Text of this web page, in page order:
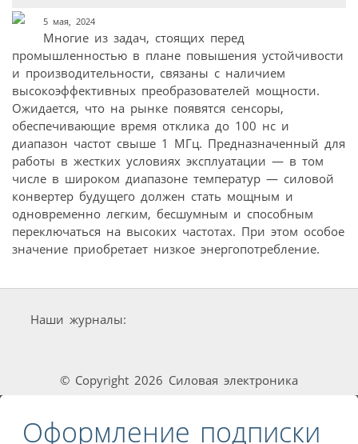
5 мая, 2024
Многие из задач, стоящих перед
промышленностью в плане повышения устойчивости
и производительности, связаны с наличием
высокоэффективных преобразователей мощности.
Ожидается, что на рынке появятся сенсоры,
обеспечивающие время отклика до 100 нс и
диапазон частот свыше 1 МГц. Предназначенный для
работы в жестких условиях эксплуатации — в том
числе в широком диапазоне температур — силовой
конвертер будущего должен стать мощным и
одновременно легким, бесшумным и способным
переключаться на высоких частотах. При этом особое
значение приобретает низкое энергопотребление.
Наши журналы:
© Copyright 2026 Силовая электроника
Оформление подписки